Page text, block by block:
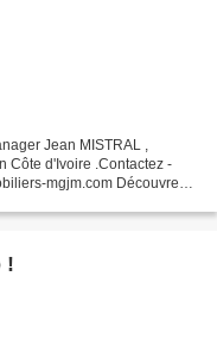
Jean MISTRAL ,
Côte d'Ivoire .Contactez -
mgjm.com Découvrez 1
!